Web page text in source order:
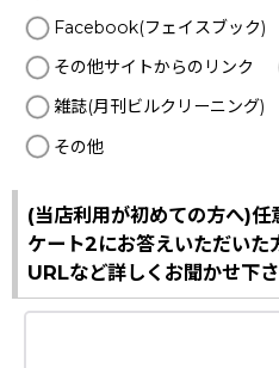
Facebook(フェイスブック)
その他サイトからのリンク
雑誌(月刊ビルクリーニング)
その他
(当店利用が初めての方へ)
ケート2にお答えいただいた
URLなど詳しくお聞かせ下